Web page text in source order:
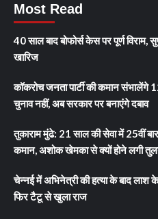
Most Read
40 साल बाद बोफोर्स केस पर पूर्ण विराम,
खारिज
कॉकरोच जनता पार्टी की कमान
चुनाव नहीं, अब सरकार पर बनाएंगे दबाव
तुकाराम मुंढे: 21 साल की सेवा में 25वीं
कमान, अशोक खेमका से क्यों होने लगी
चेन्नई में अभिनेत्री की हत्या के बाद
फिर टैटू से खुला राज